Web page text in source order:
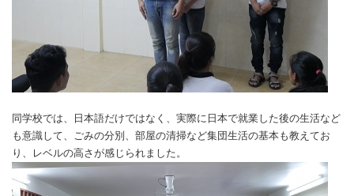
同学校では、日本語だけではなく、実際に日本で就業した後の生活など
も意識して、ごみの分別、部屋の清掃など集団生活の基本も教えてお
り、レベルの高さが感じられました。